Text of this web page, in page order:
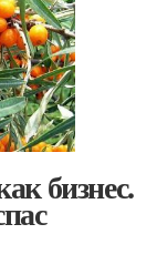
бизнес.